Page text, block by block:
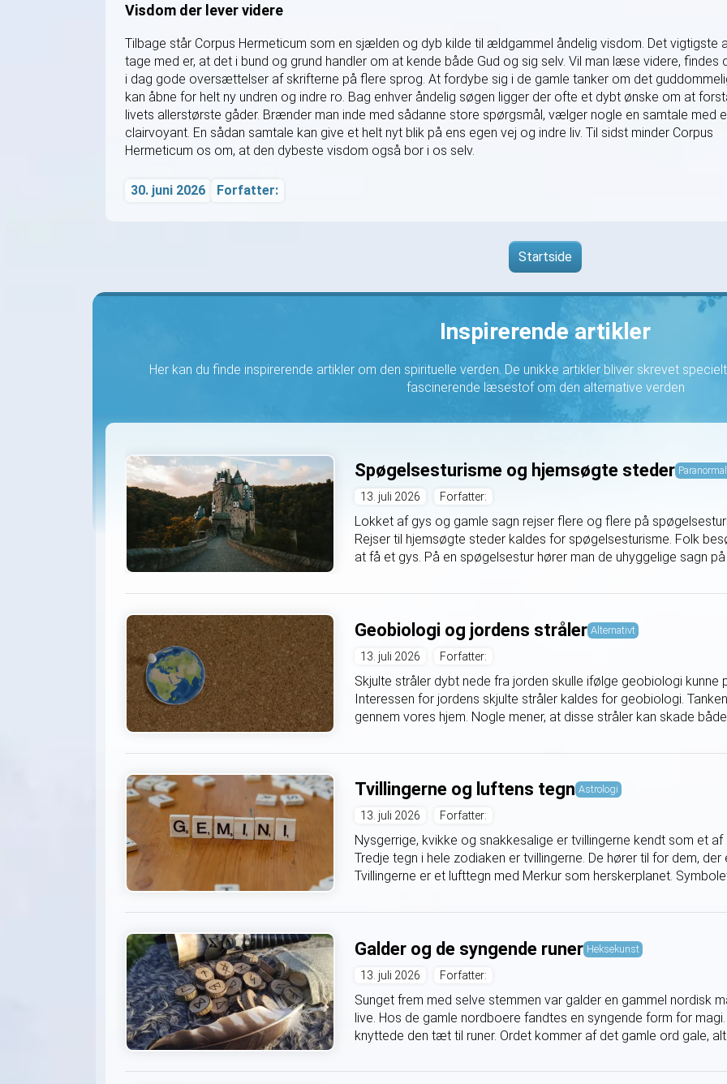
Visdom der lever videre
Tilbage står Corpus Hermeticum som en sjælden og dyb kilde til ældgammel åndelig visdom. Det vigtigste
tage med er, at det i bund og grund handler om at kende både Gud og sig selv. Vil man læse videre, findes
i dag gode oversættelser af skrifterne på flere sprog. At fordybe sig i de gamle tanker om det
kan åbne for helt ny undren og indre ro. Bag enhver åndelig søgen ligger der ofte et dybt ønske om at
livets allerstørste gåder. Brænder man inde med sådanne store spørgsmål, vælger nogle en samtale med
clairvoyant. En sådan samtale kan give et helt nyt blik på ens egen vej og indre liv. Til sidst minder Corpus
Hermeticum os om, at den dybeste visdom også bor i os selv.
30. juni 2026 Forfatter:
Startside
Inspirerende artikler
Her kan du finde inspirerende artikler om den spirituelle verden. De unikke artikler bliver skrevet
fascinerende læsestof om den alternative verden
Spøgelsesturisme og hjemsøgte steder
13. juli 2026 Forfatter:
Lokket af gys og gamle sagn rejser flere og flere på
Rejser til hjemsøgte steder kaldes for spøgelsesturisme. Folk
at få et gys. På en spøgelsestur hører man de uhyggelige sagn
Geobiologi og jordens stråler Alternativt
13. juli 2026 Forfatter:
Skjulte stråler dybt nede fra jorden skulle ifølge geobiologi
Interessen for jordens skjulte stråler kaldes for geobiologi.
gennem vores hjem. Nogle mener, at disse stråler kan skade
Tvillingerne og luftens tegn Astrologi
13. juli 2026 Forfatter:
Nysgerrige, kvikke og snakkesalige er tvillingerne kendt som et
Tredje tegn i hele zodiaken er tvillingerne. De hører til for dem,
Tvillingerne er et lufttegn med Merkur som herskerplanet.
Galder og de syngende runer Heksekunst
13. juli 2026 Forfatter:
Sunget frem med selve stemmen var galder en gammel nordisk
live. Hos de gamle nordboere fandtes en syngende form for
knyttede den tæt til runer. Ordet kommer af det gamle ord gale,